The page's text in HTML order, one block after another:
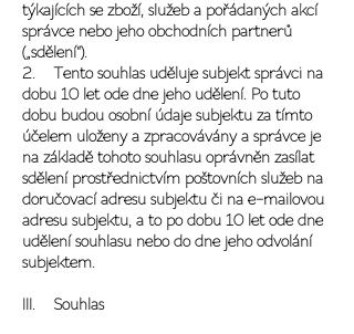
týkajících se zboží, služeb a pořádaných akcí
správce nebo jeho obchodních partnerů
(„sdělení“).
2. Tento souhlas uděluje subjekt správci na
dobu 10 let ode dne jeho udělení. Po tuto
dobu budou osobní údaje subjektu za tímto
účelem uloženy a zpracovávány a správce je
na základě tohoto souhlasu oprávněn zasílat
sdělení prostřednictvím poštovních služeb na
doručovací adresu subjektu či na e-mailovou
adresu subjektu, a to po dobu 10 let ode dne
udělení souhlasu nebo do dne jeho odvolání
subjektem.
III. Souhlas